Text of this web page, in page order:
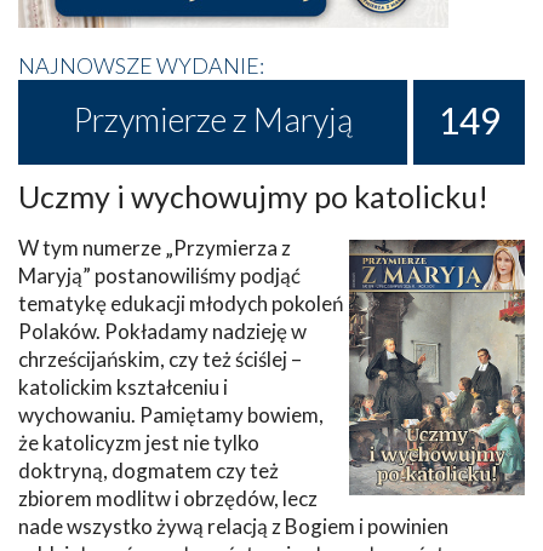
NAJNOWSZE WYDANIE:
Przymierze z Maryją 149
Uczmy i wychowujmy po katolicku!
W tym numerze „Przymierza z
Maryją” postanowiliśmy podjąć
tematykę edukacji młodych pokoleń
Polaków. Pokładamy nadzieję w
chrześcijańskim, czy też ściślej –
katolickim kształceniu i
wychowaniu. Pamiętamy bowiem,
że katolicyzm jest nie tylko
doktryną, dogmatem czy też
zbiorem modlitw i obrzędów, lecz
nade wszystko żywą relacją z Bogiem i powinien